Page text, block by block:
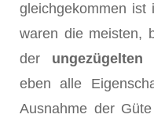
gleichgekommen ist
waren die meisten,
der
eben alle
Ausnahme der